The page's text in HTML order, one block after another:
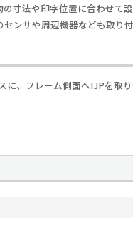
寸法や印字位置に合わせて
ンサや周辺機器なども取り付
に、フレーム側面へIJPを取